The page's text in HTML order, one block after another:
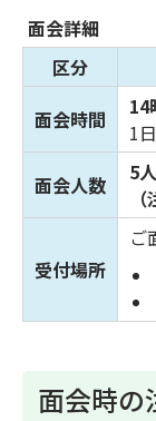
の
面会詳細
区分
面会時間
14
1
面会人数
5
受付場所
ご
面会時の